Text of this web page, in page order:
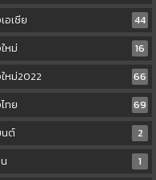
อเชีย
44
หม่
16
หม่2022
66
ทย
69
ต์
2
1